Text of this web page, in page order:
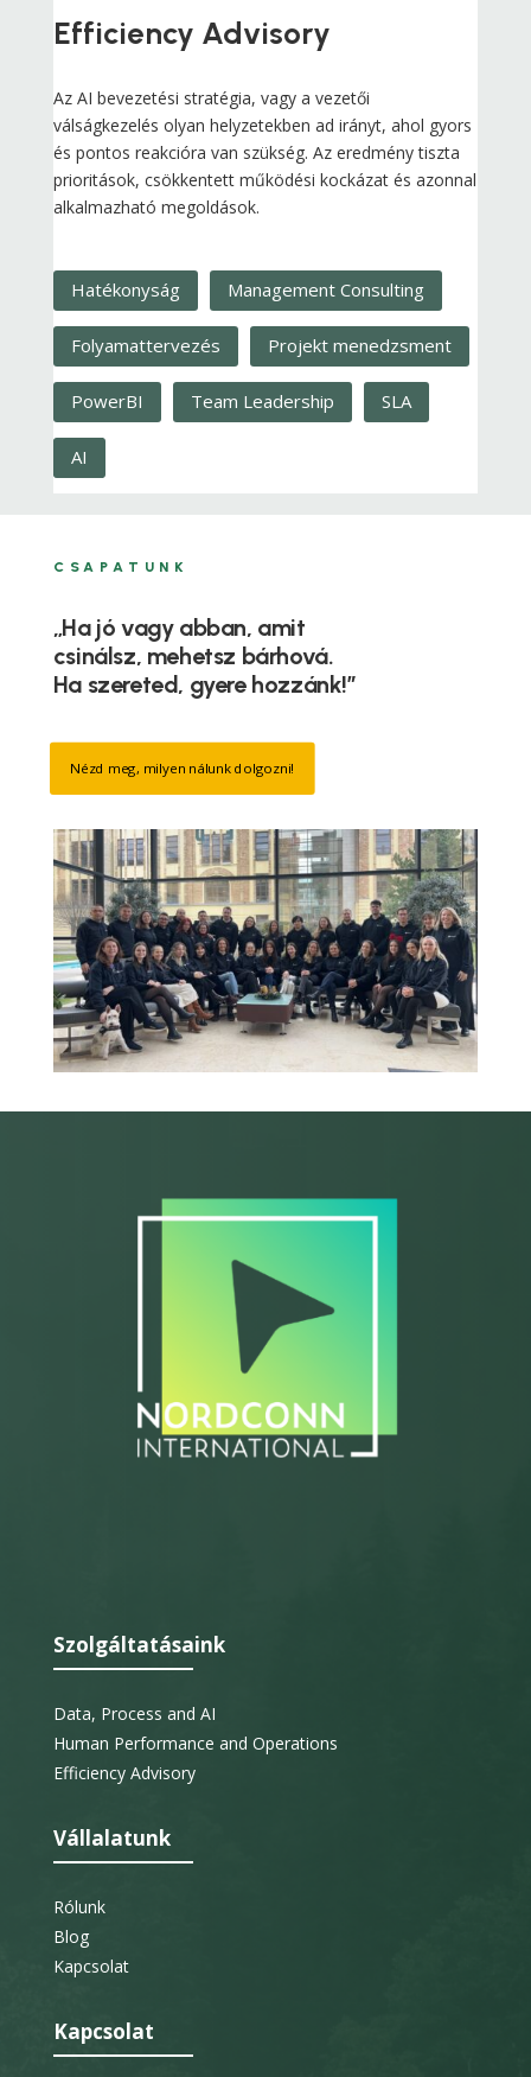
Efficiency Advisory
Az AI bevezetési stratégia, vagy a vezetői
válságkezelés olyan helyzetekben ad irányt, ahol gyors
és pontos reakcióra van szükség. Az eredmény tiszta
prioritások, csökkentett működési kockázat és azonnal
alkalmazható megoldások.
Hatékonyság Management Consulting
Folyamattervezés Projekt menedzsment
PowerBI Team Leadership SLA
AI
CSAPATUNK
„Ha jó vagy abban, amit
csinálsz, mehetsz bárhová.
Ha szereted, gyere hozzánk!”
Nézd meg, milyen nálunk dolgozni!
Szolgáltatásaink
Data, Process and AI
Human Performance and Operations
Efficiency Advisory
Vállalatunk
Rólunk
Blog
Kapcsolat
Kapcsolat